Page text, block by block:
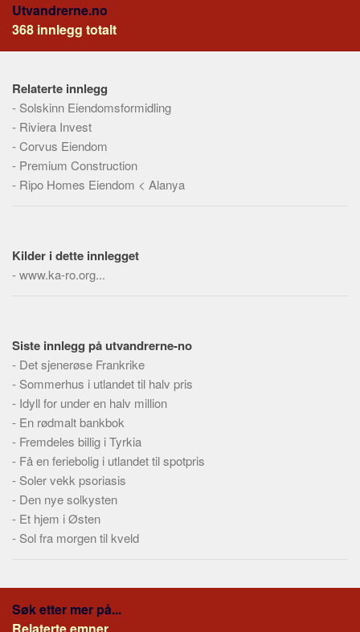
Skatter og avgifter
Alle
Meta
Dokumenttyper
Emner
Steder
Om
Utvandrerne.no
368 innlegg totalt
Relaterte innlegg
- Solskinn Eiendomsformidling
- Riviera Invest
-Corvus Eiendom
- Premium Construction
- Ripo Homes Eiendom < Alanya
Kilder i dette innlegget
-www.ka-ro.org...
Siste innlegg på utvandrerne-no
- Det sjenerøse Frankrike
- Sommerhus i utlandet til halv pris
- Idyll for under en halv million
- En rødmalt bankbok
- Fremdeles billig i Tyrkia
- Få en feriebolig i utlandet til spotpris
- Soler vekk psoriasis
- Den nye solkysten
- Et hjem i Østen
- Sol fra morgen til kveld
Søk etter mer på...